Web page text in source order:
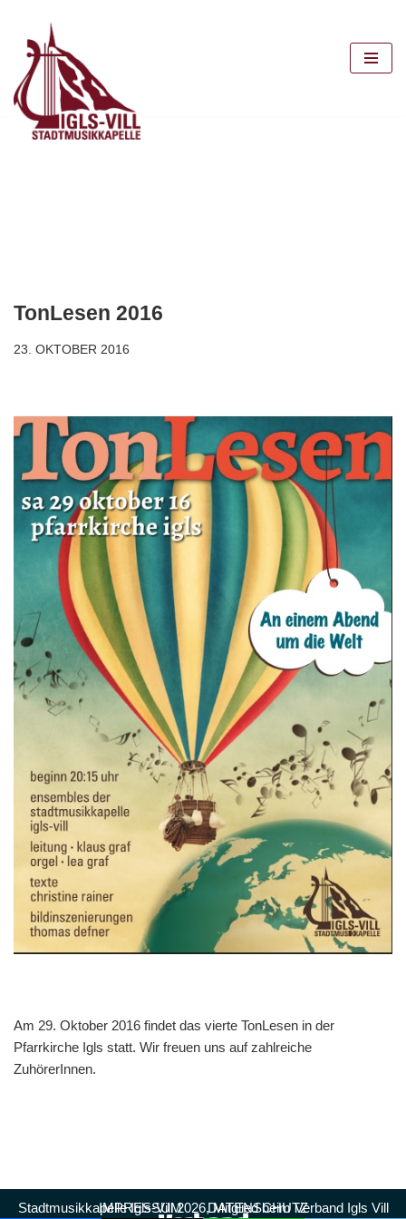
Zum
Inhalt
springen
TonLesen 2016
23. OKTOBER 2016
Am 29. Oktober 2016 findet das vierte TonLesen in der
Pfarrkirche Igls statt. Wir freuen uns auf zahlreiche
ZuhörerInnen.
IMPRESSUM DATENSCHUTZ
Stadtmusikkapelle Igls-Vill 2026, Mitglied beimVerband Igls Vill